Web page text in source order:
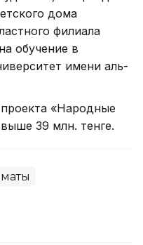
дома
филиала
обучение в
имени аль-
«Народные
39 млн. тенге.